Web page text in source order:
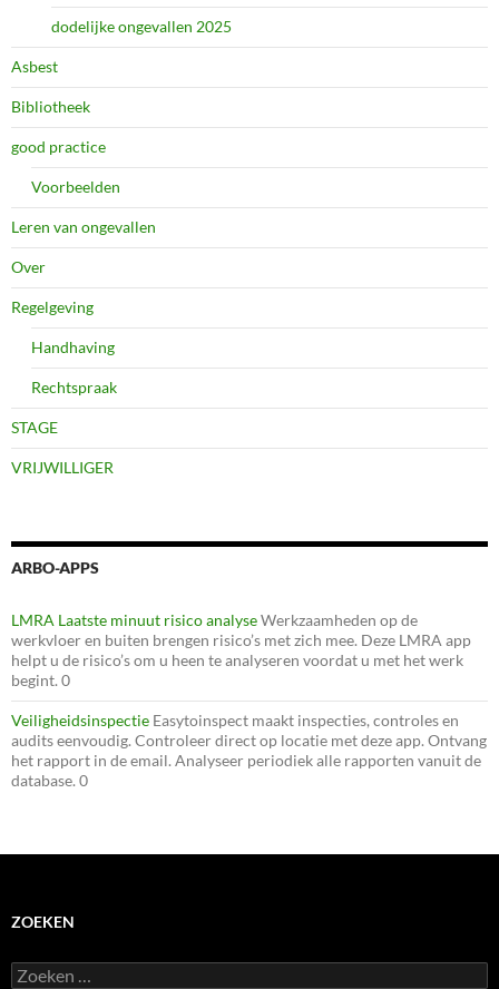
dodelijke ongevallen 2025
Asbest
Bibliotheek
good practice
Voorbeelden
Leren van ongevallen
Over
Regelgeving
Handhaving
Rechtspraak
STAGE
VRIJWILLIGER
ARBO-APPS
LMRA Laatste minuut risico analyseWerkzaamheden op de
werkvloer en buiten brengen risico’s met zich mee. Deze LMRA app
helpt u de risico’s om u heen te analyseren voordat u met het werk
begint. 0
Veiligheidsinspectie Easytoinspect maakt inspecties, controles en
audits eenvoudig. Controleer direct op locatie met deze app. Ontvang
het rapport in de email. Analyseer periodiek alle rapporten vanuit de
database. 0
ZOEKEN
Zoeken